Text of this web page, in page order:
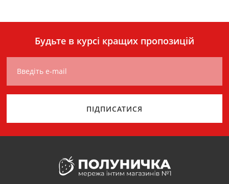
Будьте в курсі кращих пропозицій
Введіть e-mail
ПІДПИСАТИСЯ